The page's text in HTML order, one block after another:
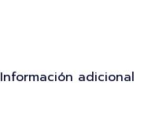
Información adicional